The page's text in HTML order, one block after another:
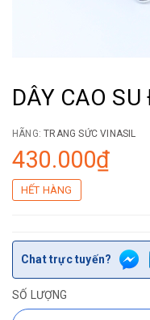
DÂY CAO SU
HÃNG:TRANG SỨC VINASIL
430.000₫
HẾT HÀNG
Chat trực tuyến?
SỐ LƯỢNG